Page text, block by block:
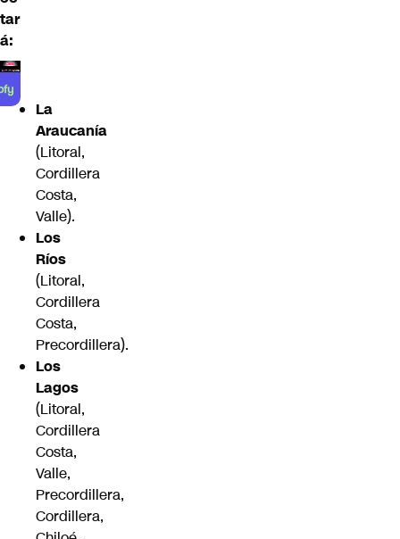
tar
á:
La
Araucanía
(Litoral,
Cordillera
Costa,
Valle).
Los
Ríos
(Litoral,
Cordillera
Costa,
Precordillera).
Los
Lagos
(Litoral,
Cordillera
Costa,
Valle,
Precordillera,
Cordillera,